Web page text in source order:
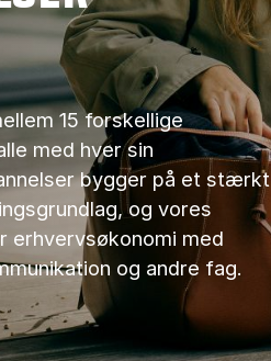
15 forskellige
med hver sin
bygger på et stærkt
og vores
erhvervsøkonomi med
og andre fag.